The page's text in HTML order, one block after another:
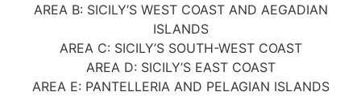
AREA B: SICILY’S WEST COAST AND AEGADIAN
ISLANDS
AREA C: SICILY’S SOUTH-WEST COAST
AREA D: SICILY’S EAST COAST
AREA E: PANTELLERIA AND PELAGIAN ISLANDS